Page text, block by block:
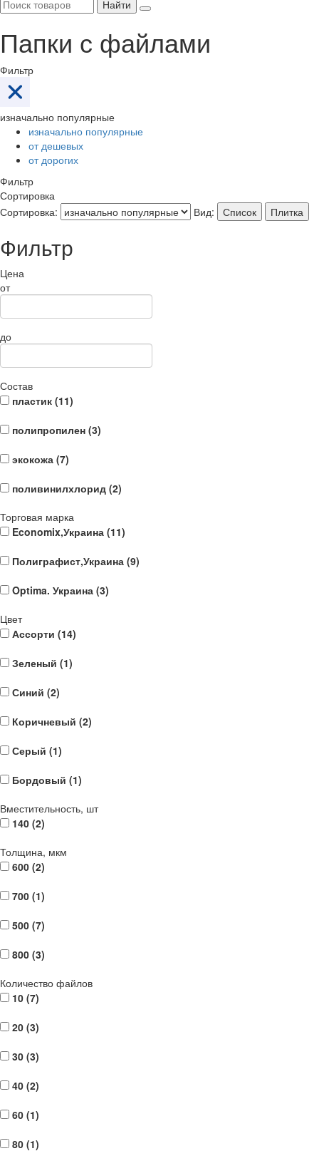
Найти
Папки с файлами
Фильтр
изначально популярные
изначально популярные
от дешевых
от дорогих
Фильтр
Сортировка
Сортировка:
Вид: Список Плитка
Фильтр
Цена
от
до
Состав
пластик (11)
полипропилен (3)
экокожа (7)
поливинилхлорид (2)
Торговая марка
Economix,Украина (11)
Полиграфист,Украина (9)
Optima. Украина (3)
Цвет
Ассорти (14)
Зеленый (1)
Синий (2)
Коричневый (2)
Серый (1)
Бордовый (1)
Вместительность, шт
140 (2)
Толщина, мкм
600 (2)
700 (1)
500 (7)
800 (3)
Количество файлов
10 (7)
20 (3)
30 (3)
40 (2)
60 (1)
80 (1)